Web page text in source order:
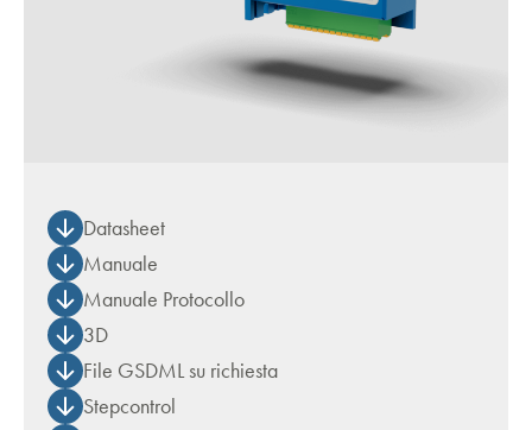
Datasheet
Manuale
Manuale Protocollo
3D
File GSDML su richiesta
Stepcontrol